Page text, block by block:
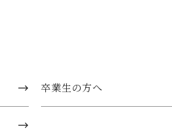
卒業生の方へ